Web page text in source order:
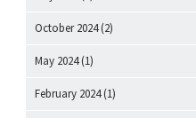
October 2024(2)
May 2024(1)
February 2024(1)